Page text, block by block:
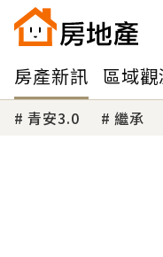
房產新訊 區域
青安3.0 繼承